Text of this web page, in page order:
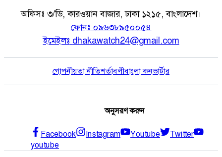
অফিসঃ ৩/ডি, কারওয়ান বাজার, ঢাকা ১২১৫, বাংলাদেশ।
ফোনঃ ০৯৬৩৮৯৫০০৫৪
ইমেইলঃ dhakawatch24@gmail.com
গোপনীয়তা নীতিশর্তাবলীবাংলা কনভার্টার
অনুসরণ করুন
Facebook Instagram Youtube
Twitter
youtube